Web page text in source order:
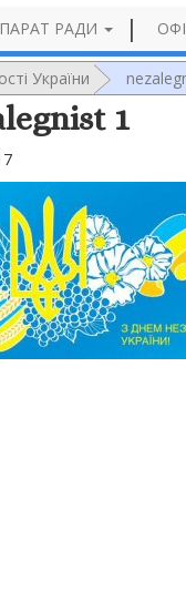
РАДИ
України
1